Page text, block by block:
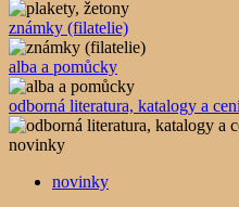
známky (filatelie)
alba a pomůcky
odborná literatura, katalogy a
novinky
novinky